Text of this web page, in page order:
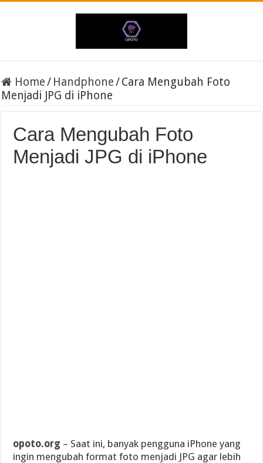
Home/ Handphone/Cara Mengubah Foto
Menjadi JPG di iPhone
Cara Mengubah Foto
Menjadi JPG di iPhone
opoto.org – Saat ini, banyak pengguna iPhone yang
ingin mengubah format foto menjadi JPG agar lebih